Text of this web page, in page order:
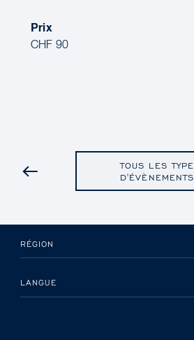
Prix
CHF 90
PRÉCÉDENT
TOUS LES TYPE
D'ÉVÈNEMENTS
RÉGION
LANGUE